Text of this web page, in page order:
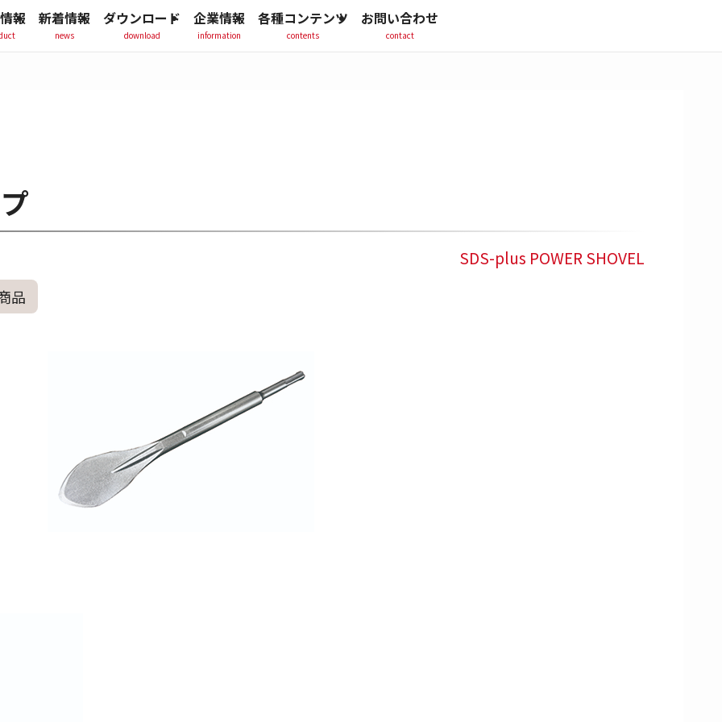
報 新着情報
news
ダウンロード
download
企業情報
information
各種コンテンツ
contents
お問い合わせ
contact
SDS-plus POWER SHOVEL
品